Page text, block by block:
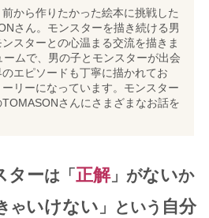
から作りたかった絵本に挑戦した
さん。モンスターを描き続ける男
スターとの心温まる交流を描きま
ームで、男の子とモンスターが出会
エピソードも丁寧に描かれてお
リーになっています。モンスター
さんにさまざまなお話を
ターは「 正解」がないか
ゃいけない 」という 自分